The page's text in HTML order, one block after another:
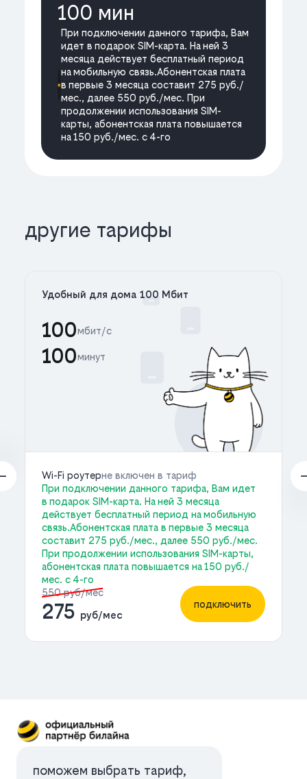
100 мин
При подключении данного тарифа, Вам
идет в подарок SIM-карта. На ней 3
месяца действует бесплатный период
на мобильную связь.Абонентская плата
в первые 3 месяца составит 275 руб./
мес., далее 550 руб./мес. При
продолжении использования SIM-
карты, абонентская плата повышается
на 150 руб./мес. с 4-го
другие тарифы
Удобный для дома 100 Мбит
100мбит/с
100минут
Wi-Fi роутерне включен в тариф
При подключении данного тарифа, Вам идет
в подарок SIM-карта. На ней 3 месяца
действует бесплатный период на мобильную
связь.Абонентская плата в первые 3 месяца
составит 275 руб./мес., далее 550 руб./мес.
При продолжении использования SIM-карты,
абонентская плата повышается на 150 руб./
мес. с 4-го
550 руб/мес
275 руб/мес
подключить
поможем выбрать тариф,